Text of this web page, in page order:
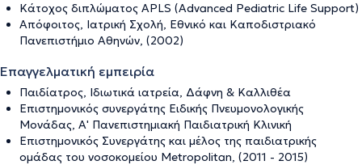
Κάτοχος διπλώματος ΑPLS (Advanced Pediatric Life Support)
Απόφοιτος, Ιατρική Σχολή, Εθνικό και Καποδιστριακό
Πανεπιστήμιο Αθηνών, (2002)
Επαγγελματική εμπειρία
Παιδίατρος, Ιδιωτικά ιατρεία, Δάφνη & Καλλιθέα
Επιστημονικός συνεργάτης Ειδικής Πνευμονολογικής
Μονάδας, Α' Πανεπιστημιακή Παιδιατρική Κλινική
Επιστημονικός Συνεργάτης και μέλος της παιδιατρικής
ομάδας του νοσοκομείου Metropolitan, (2011 - 2015)